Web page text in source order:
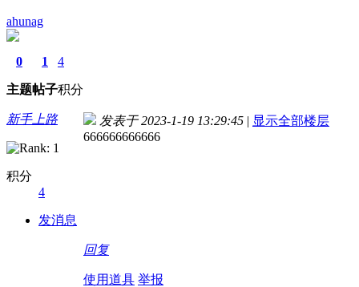
ahunag
0
主题
1
帖子
4
积分
新手上路
积分
4
发消息
发表于 2023-1-19 13:29:45 | 显示全部楼层
666666666666
回复
使用道具 举报